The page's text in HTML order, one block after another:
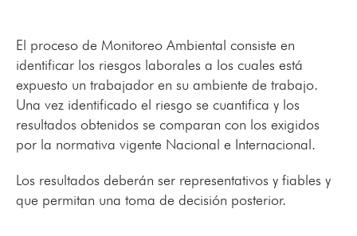
El proceso de Monitoreo Ambiental consiste en
identificar los riesgos laborales a los cuales está
expuesto un trabajador en su ambiente de trabajo.
Una vez identificado el riesgo se cuantifica y los
resultados obtenidos se comparan con los exigidos
por la normativa vigente Nacional e Internacional.
Los resultados deberán ser representativos y fiables y
que permitan una toma de decisión posterior.